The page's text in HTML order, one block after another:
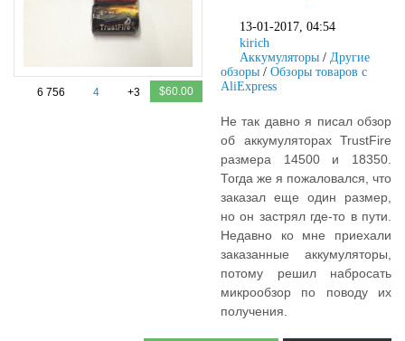
6 756 4 +3 $60.00
13-01-2017, 04:54
kirich
Аккумуляторы / Другие
обзоры / Обзоры товаров с
AliExpress
Не так давно я писал обзор
об аккумуляторах TrustFire
размера 14500 и 18350.
Тогда же я пожаловался, что
заказал еще один размер,
но он застрял где-то в пути.
Недавно ко мне приехали
заказанные аккумуляторы,
потому решил набросать
микрообзор по поводу их
получения.